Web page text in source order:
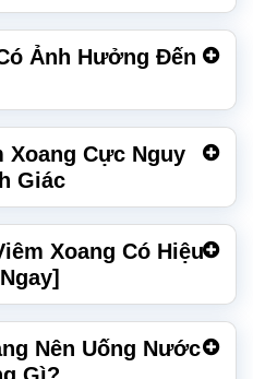
Ảnh Hưởng Đến
Xoang Cực Nguy
Giác
Xoang Có Hiệu
Nên Uống Nước